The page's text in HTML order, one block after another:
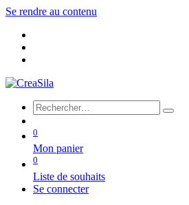
Se rendre au contenu
0
Mon panier
0
Liste de souhaits
Se connecter